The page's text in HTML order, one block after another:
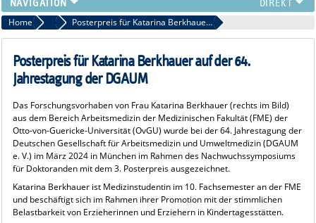
INSTITUT
TEAM
ARBEITSGRUPPEN
GERÄTEAUSSTATTUNG
FORSCHUNG
PUBLIKATIONEN
AKTUELLES
Home News aus der Arbeitsmedizin Posterpreis für Katarina Berkhauer auf der 64. Jahrestagung der DGAUM
Posterpreis für Katarina Berkhauer auf der 64.
Jahrestagung der DGAUM
Das Forschungsvorhaben von Frau Katarina Berkhauer (rechts im Bild)
aus dem Bereich Arbeitsmedizin der Medizinischen Fakultät (FME) der
Otto-von-Guericke-Universität (OvGU) wurde bei der 64. Jahrestagung der
Deutschen Gesellschaft für Arbeitsmedizin und Umweltmedizin (DGAUM
e. V.) im März 2024 in München im Rahmen des Nachwuchssymposiums
für Doktoranden mit dem 3. Posterpreis ausgezeichnet.
Katarina Berkhauer ist Medizinstudentin im 10. Fachsemester an der FME
und beschäftigt sich im Rahmen ihrer Promotion mit der stimmlichen
Belastbarkeit von Erzieherinnen und Erziehern in Kindertagesstätten.